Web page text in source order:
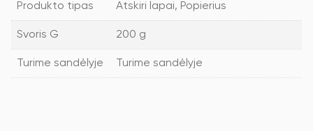
Produkto tipas Atskiri lapai, Popierius
Svoris G 200 g
Turime sandėlyje Turime sandėlyje